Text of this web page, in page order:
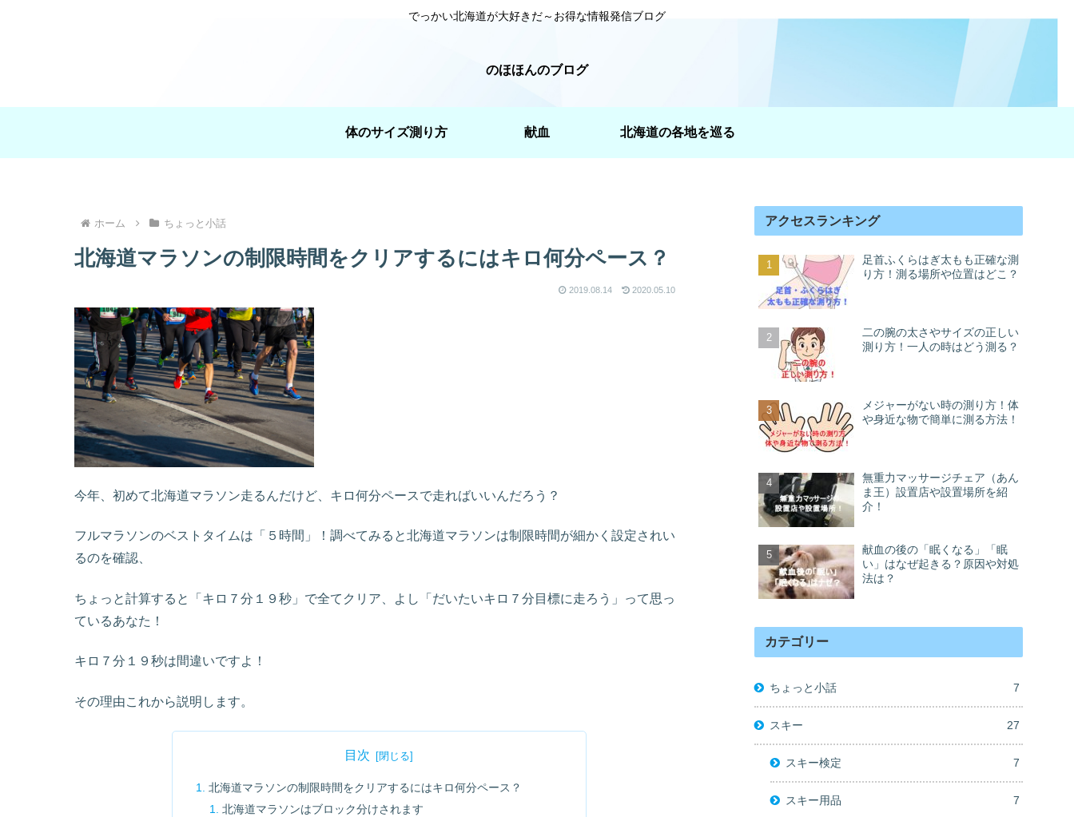
でっかい北海道が大好きだ～お得な情報発信ブログ
のほほんのブログ
体のサイズ測り方 献血 北海道の各地を巡る
ホーム ちょっと小話
北海道マラソンの制限時間をクリアするにはキロ何分ペース？
2019.08.14 2020.05.10
今年、初めて北海道マラソン走るんだけど、キロ何分ペースで走ればいいんだろう？
フルマラソンのベストタイムは「５時間」！調べてみると北海道マラソンは制限時間が細かく設定されい
るのを確認、
ちょっと計算すると「キロ７分１９秒」で全てクリア、よし「だいたいキロ７分目標に走ろう」って思っ
ているあなた！
キロ７分１９秒は間違いですよ！
その理由これから説明します。
目次
北海道マラソンの制限時間をクリアするにはキロ何分ペース？
北海道マラソンはブロック分けされます
アクセスランキング
足首ふくらはぎ太もも正確な測
り方！測る場所や位置はどこ？
二の腕の太さやサイズの正しい
測り方！一人の時はどう測る？
メジャーがない時の測り方！体
や身近な物で簡単に測る方法！
無重力マッサージチェア（あん
ま王）設置店や設置場所を紹
介！
献血の後の「眠くなる」「眠
い」はなぜ起きる？原因や対処
法は？
カテゴリー
ちょっと小話 7
スキー 27
スキー検定 7
スキー用品 7